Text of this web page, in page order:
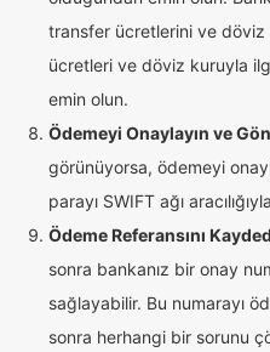
transfer ücretlerini ve döviz
ücretleri ve döviz kuruyla
emin olun.
Ödemeyi Onaylayın ve
görünüyorsa, ödemeyi
parayı SWIFT ağı
Ödeme Referansını
sonra bankanız bir onay
sağlayabilir. Bu numarayı
sonra herhangi bir sorunu